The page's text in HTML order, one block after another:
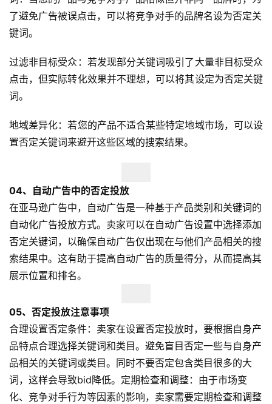
首
页
球
开
跨
境
百
科
社
销
跨
境
导
航
了避免广告被误点击，可以将竞争对手的品牌名设为否定关
键词。
过滤非目标受众：若发现部分关键词吸引了大量非目标受众
点击，但实际转化效果并不理想，可以将其设定为否定关键
词。
地域差异化：若您的产品不适合某些特定地域市场，可以设
置否定关键词来避开这些区域的搜索结果。
04、 自动广告中的否定投放
在亚马逊广告中，自动广告是一种基于产品类别和关键词的
自动化广告投放方式。卖家可以在自动广告设置中选择添加
否定关键词，以确保自动广告仅出现在与他们产品相关的搜
索结果中。这有助于提高自动广告的质量得分，从而提高其
展示位置和排名。
05、 否定投放注意事项
合理设置否定条件：卖家在设置否定投放时，要根据自身产
品特点合理选择关键词和类目。避免盲目否定一些与自身产
品相关的关键词或类目。同时不要否定包含类目很多的大
词，这样会导致bid降低。定期检查和调整：由于市场变
化、竞争对手行为等因素的影响，卖家需要定期检查和调整